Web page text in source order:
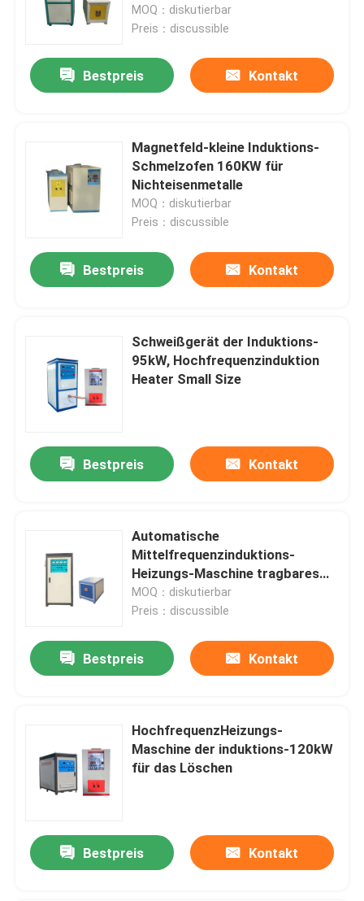
MOQ：diskutierbar
Preis：discussible
Bestpreis Kontakt
Magnetfeld-kleine Induktions-
Schmelzofen 160KW für
Nichteisenmetalle
MOQ：diskutierbar
Preis：discussible
Bestpreis Kontakt
Schweißgerät der Induktions-
95kW, Hochfrequenzinduktion
Heater Small Size
Bestpreis Kontakt
Automatische
Mittelfrequenzinduktions-
Heizungs-Maschine tragbares
180KW 22khz
MOQ：diskutierbar
Preis：discussible
Bestpreis Kontakt
HochfrequenzHeizungs-
Maschine der induktions-120kW
für das Löschen
Bestpreis Kontakt